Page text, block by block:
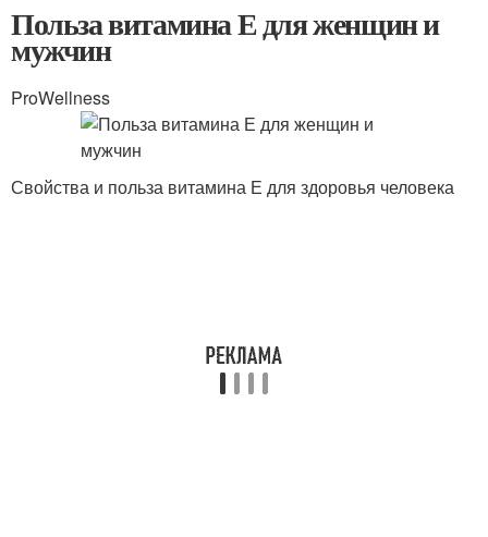
Польза витамина Е для женщин и
мужчин
ProWellness
Свойства и польза витамина Е для здоровья человека